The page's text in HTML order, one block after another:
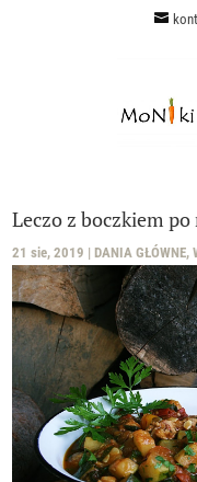
Leczo z boczkiem
21 sie, 2019 |DANIA GŁÓWNE,